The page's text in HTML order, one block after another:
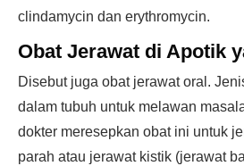
clindamycin dan erythromycin.
Obat Jerawat di Apotik
Disebut juga obat jerawat oral.
dalam tubuh untuk melawan
dokter meresepkan obat ini untuk
parah atau jerawat kistik (jerawat